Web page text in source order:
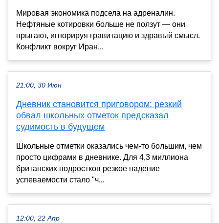
Мировая экономика подсела на адреналин.
Нефтяные котировки больше не ползут — они
прыгают, игнорируя гравитацию и здравый смысл.
Конфликт вокруг Иран...
21:00, 30 Июн
Дневник становится приговором: резкий
обвал школьных отметок предсказал
судимость в будущем
Школьные отметки оказались чем-то большим, чем
просто цифрами в дневнике. Для 4,3 миллиона
британских подростков резкое падение
успеваемости стало "ч...
12:00, 22 Апр